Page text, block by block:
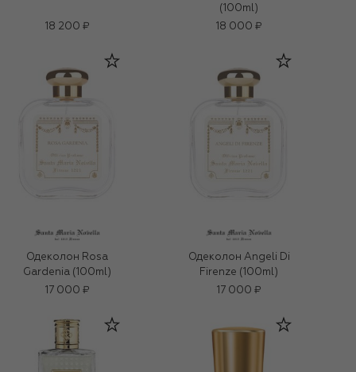
18 200 ₽
(100ml)
18 000 ₽
Одеколон Rosa
Gardenia (100ml)
17 000 ₽
Одеколон Angeli Di
Firenze (100ml)
17 000 ₽